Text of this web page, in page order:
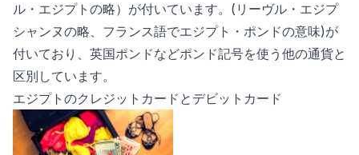
ル・エジプトの略）が付いています。(リーヴル・エジプ
シャンヌの略、フランス語でエジプト・ポンドの意味)が
付いており、英国ポンドなどポンド記号を使う他の通貨と
区別しています。
エジプトのクレジットカードとデビットカード